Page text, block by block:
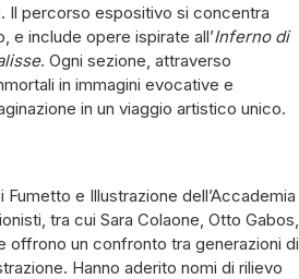
Il percorso espositivo si concentra
e include opere ispirate all’Inferno di
. Ogni sezione, attraverso
in immagini evocative e
in un viaggio artistico unico.
e Illustrazione dell’Accademia
tra cui Sara Colaone, Otto Gabos,
offrono un confronto tra generazioni di
Hanno aderito nomi di rilievo